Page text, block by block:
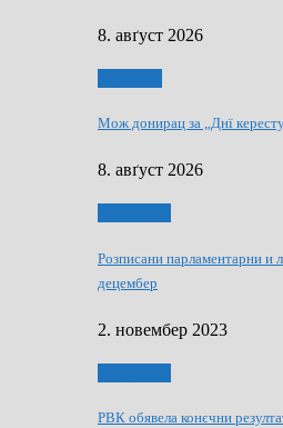
8. авґуст 2026
Мож донирац за „Днї
8. авґуст 2026
Розписани парламентарни и
децембер
2. новембер 2023
РВК обявела конєчни